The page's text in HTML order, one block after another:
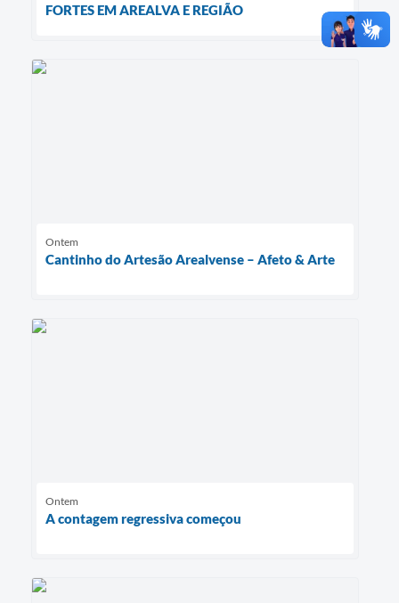
FORTES EM AREALVA E REGIÃO
Ontem
Cantinho do Artesão Arealvense – Afeto & Arte
Ontem
A contagem regressiva começou